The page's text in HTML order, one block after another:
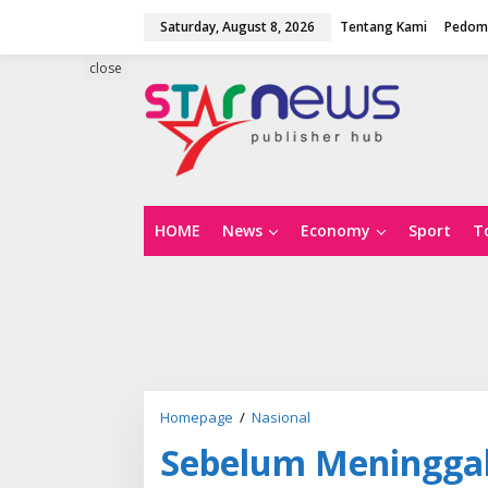
Saturday, August 8, 2026 Tentang Kami
HOME News Economy Sport
close
Homepage / Nasional
b
e
Sebelum